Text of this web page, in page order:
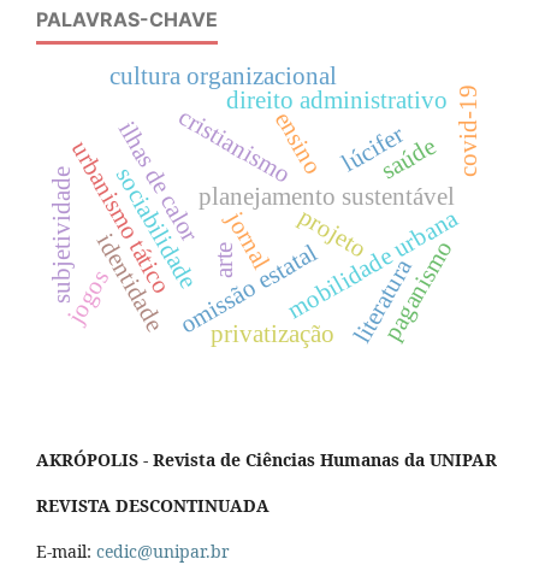
PALAVRAS-CHAVE
planejamento sustentável
mobilidade urbana
ilhas de calor jornal
ensino
projeto
omissão estatal
direito administrativo covid-19
sociabilidade
urbanismo tático
identidade
subjetividade
cultura organizacional
arte
lúcifer
cristianismo
paganismo
literatura
saúde
privatização
jogos
AKRÓPOLIS - Revista de Ciências Humanas da UNIPAR
REVISTA DESCONTINUADA
E-mail: cedic@unipar.br